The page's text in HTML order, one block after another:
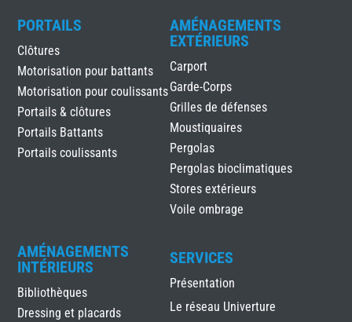
PORTAILS
Clôtures
Motorisation pour battants
Motorisation pour coulissants
Portails & clôtures
Portails Battants
Portails coulissants
AMÉNAGEMENTS
EXTÉRIEURS
Carport
Garde-Corps
Grilles de défenses
Moustiquaires
Pergolas
Pergolas bioclimatiques
Stores extérieurs
Voile ombrage
AMÉNAGEMENTS
INTÉRIEURS
Bibliothèques
Dressing et placards
SERVICES
Présentation
Le réseau Univerture